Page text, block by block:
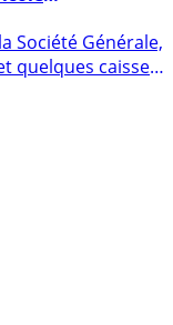
crédit
quelques caisses